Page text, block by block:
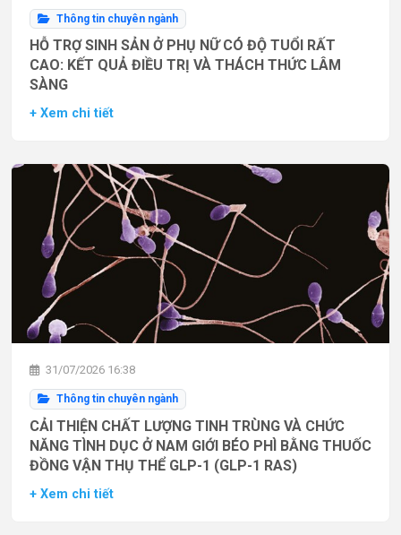
Thông tin chuyên ngành
HỖ TRỢ SINH SẢN Ở PHỤ NỮ CÓ ĐỘ TUỔI RẤT
CAO: KẾT QUẢ ĐIỀU TRỊ VÀ THÁCH THỨC LÂM
SÀNG
+ Xem chi tiết
31/07/2026 16:38
Thông tin chuyên ngành
CẢI THIỆN CHẤT LƯỢNG TINH TRÙNG VÀ CHỨC
NĂNG TÌNH DỤC Ở NAM GIỚI BÉO PHÌ BẰNG THUỐC
ĐỒNG VẬN THỤ THỂ GLP-1 (GLP-1 RAS)
+ Xem chi tiết